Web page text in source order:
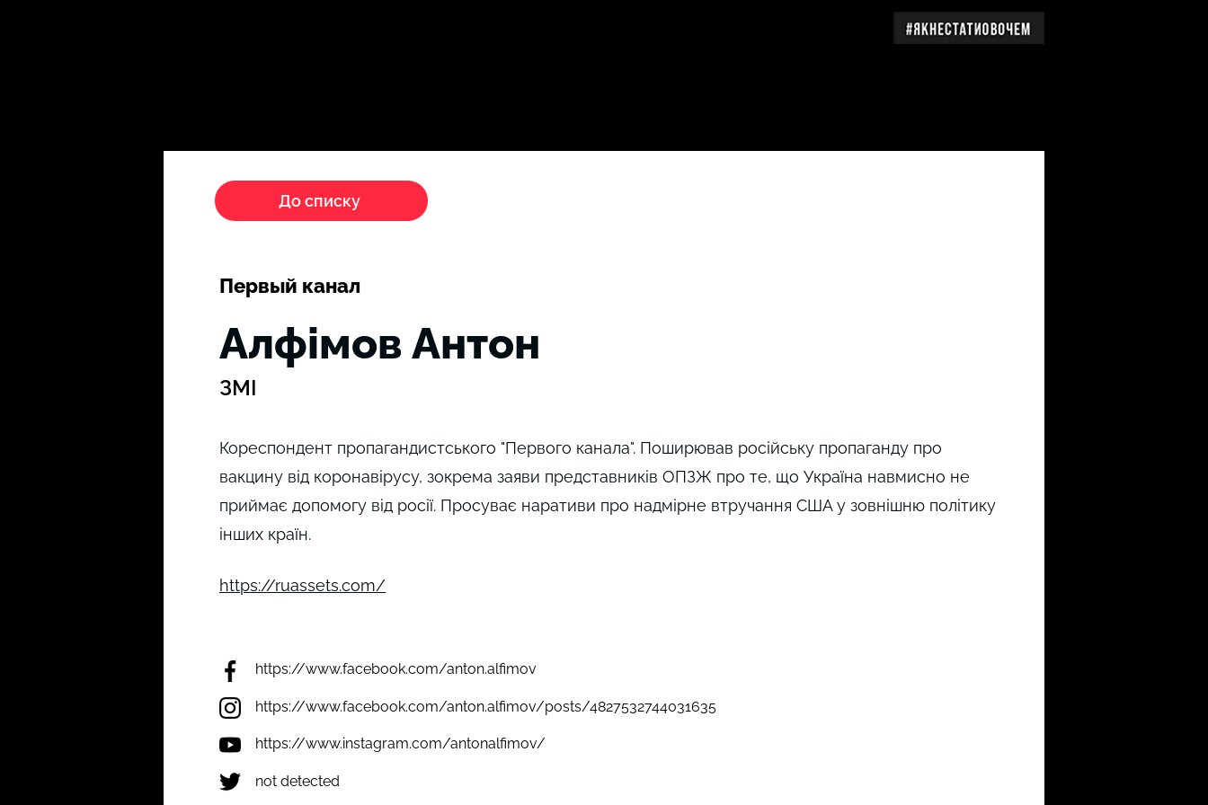
До списку
Первый канал
ЗМІ
Алфімов Антон
Кореспондент пропагандистського "Первого канала". Поширював російську пропаганду про
вакцину від коронавірусу, зокрема заяви представників ОПЗЖ про те, що Україна навмисно не
приймає допомогу від росії. Просуває наративи про надмірне втручання США у зовнішню політику
інших країн.
https://ruassets.com/
https://www.facebook.com/anton.alfimov
https://www.facebook.com/anton.alfimov/posts/4827532744031635
https://www.instagram.com/antonalfimov/
not detected